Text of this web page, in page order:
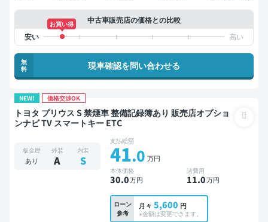
中古車販売店の価格との比較
お買い得
無
料
現車確認を問い合わせる
NEW! 価格交渉OK
トヨタ プリウス S 禁煙車 整備記録簿あり 販売店オプショ
ンナビ TV スマートキー ETC
板金歴
あり
外装
A
内装
S
支払総額
41.0 万円
本体価格
30.0万円
諸費用
11.0万円
ローン
参考
月々 5,600 円
※金額は変更できます。